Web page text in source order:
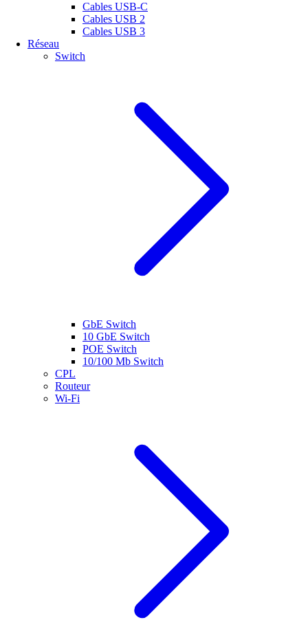
Cables USB-C
Cables USB 2
Cables USB 3
Réseau
Switch
GbE Switch
10 GbE Switch
POE Switch
10/100 Mb Switch
CPL
Routeur
Wi-Fi